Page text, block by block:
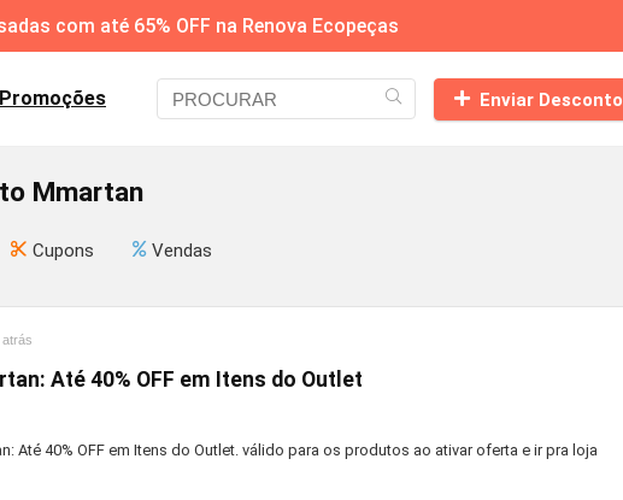
com até 65% OFF na Renova Ecopeças
Enviar Desconto
Mmartan
Cupons Vendas
atrás
Até 40% OFF em Itens do Outlet
Até 40% OFF em Itens do Outlet. válido para os produtos ao ativar oferta e ir pra loja